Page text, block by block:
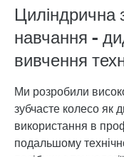
Циліндрична
навчання -
вивчення
Ми розробили
зубчасте колесо як
використання в
подальшому